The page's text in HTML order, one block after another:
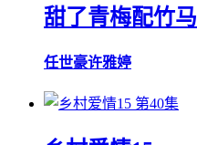
甜了青梅配竹马
任世豪许雅婷
第40集